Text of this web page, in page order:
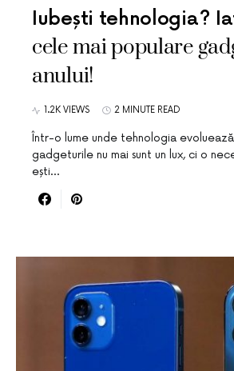
Iubești tehnologia?
cele mai populare
anului!
1.2K VIEWS 2 MINUTE READ
Într-o lume unde tehnologia
gadgeturile nu mai sunt un lux, ci o
ești…